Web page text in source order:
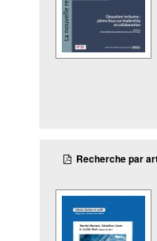
Recherche par